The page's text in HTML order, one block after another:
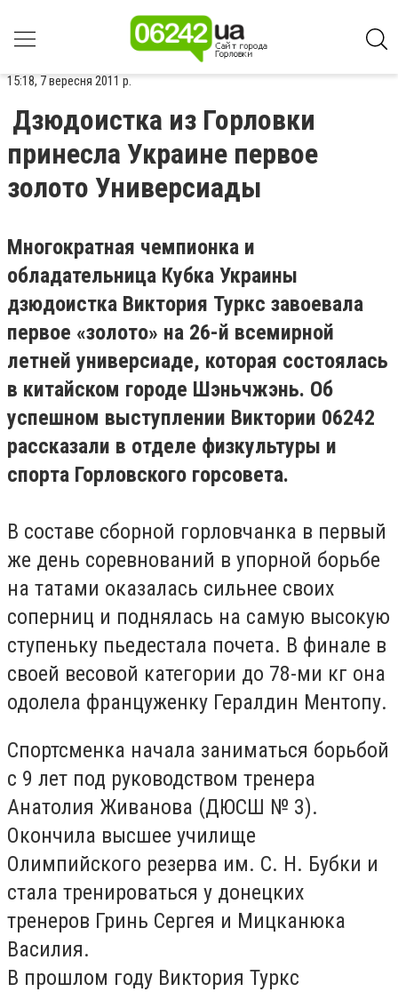
15:18, 7 вересня 2011 р.
Дзюдоистка из Горловки
принесла Украине первое
золото Универсиады
Многократная чемпионка и
обладательница Кубка Украины
дзюдоистка Виктория Туркс завоевала
первое «золото» на 26-й всемирной
летней универсиаде, которая состоялась
в китайском городе Шэньчжэнь. Об
успешном выступлении Виктории 06242
рассказали в отделе физкультуры и
спорта Горловского горсовета.
В составе сборной горловчанка в первый
же день соревнований в упорной борьбе
на татами оказалась сильнее своих
соперниц и поднялась на самую высокую
ступеньку пьедестала почета. В финале в
своей весовой категории до 78-ми кг она
одолела француженку Гералдин Ментопу.
Спортсменка начала заниматься борьбой
с 9 лет под руководством тренера
Анатолия Живанова (ДЮСШ № 3).
Окончила высшее училище
Олимпийского резерва им. С. Н. Бубки и
стала тренироваться у донецких
тренеров Гринь Сергея и Мицканюка
Василия.
В прошлом году Виктория Туркс